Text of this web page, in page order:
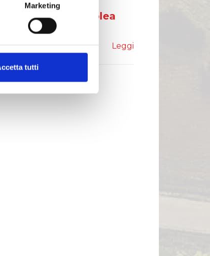
Marketing
tutti
dell'Assemblea
Leggi